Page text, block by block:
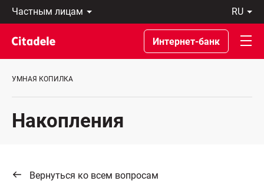
Частным
лицам
Предприятиям
Private
Banking
банке
ru
Latviski
По-
русски
In
Интернет-банк
УМНАЯ КОПИЛКА
Накопления
Вернуться ко всем вопросам